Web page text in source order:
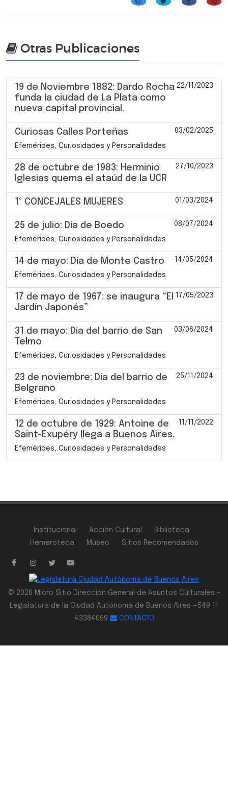
Otras Publicaciones
19 de Noviembre 1882: Dardo Rocha
funda la ciudad de La Plata como
nueva capital provincial.
22/11/2023
Curiosas Calles Porteñas 03/02/2025
Efemérides, Curiosidades y Personalidades
28 de octubre de 1983: Herminio
Iglesias quema el ataúd de la UCR
27/10/2023
1° CONCEJALES MUJERES 01/03/2024
25 de julio: Día de Boedo 08/07/2024
Efemérides, Curiosidades y Personalidades
14 de mayo: Día de Monte Castro 14/05/2024
Efemérides, Curiosidades y Personalidades
17 de mayo de 1967: se inaugura “El
Jardín Japonés”
17/05/2023
31 de mayo: Día del barrio de San
Telmo
03/06/2024
Efemérides, Curiosidades y Personalidades
23 de noviembre: Día del barrio de
Belgrano
25/11/2024
Efemérides, Curiosidades y Personalidades
12 de octubre de 1929: Antoine de
Saint-Exupéry llega a Buenos Aires.
11/11/2022
Efemérides, Curiosidades y Personalidades
Institucional Acción Cultural
Biblioteca
Hemeroteca
Museo Sitios Recomendados
© 2026 Micro Sitio Dirección General de Asuntos Culturales -
Legislatura de la Ciudad Autónoma de Buenos Aires +549 11
43384059
CONTACTO